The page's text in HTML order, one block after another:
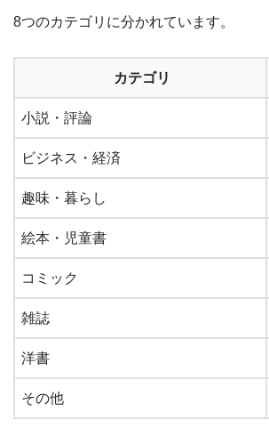
8つのカテゴリに分かれています。
カテゴリ
小説・評論
ビジネス・経済
趣味・暮らし
絵本・児童書
コミック
雑誌
洋書
その他